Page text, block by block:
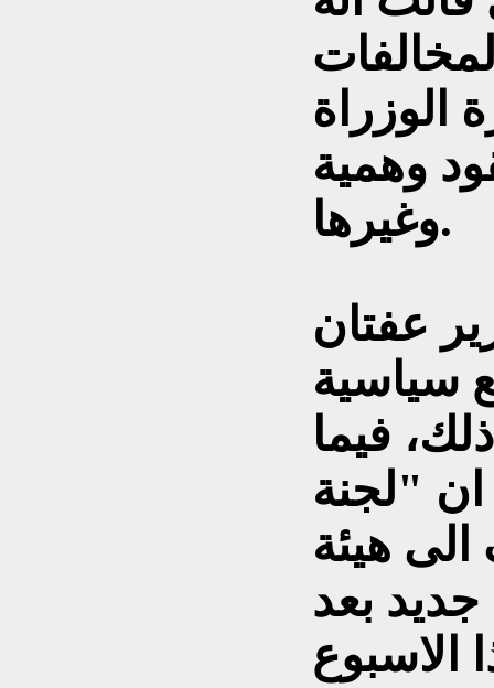
الوزراة
وهمية
وغيرها.
عفتان
سياسية
فيما
"لجنة
هيئة
بعد